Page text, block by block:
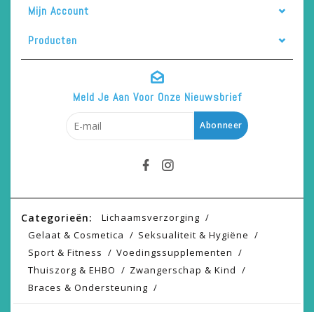
Mijn Account
Producten
Meld Je Aan Voor Onze Nieuwsbrief
Abonneer
Categorieën:
Lichaamsverzorging
Gelaat & Cosmetica
Seksualiteit & Hygiëne
Sport & Fitness
Voedingssupplementen
Thuiszorg & EHBO
Zwangerschap & Kind
Braces & Ondersteuning